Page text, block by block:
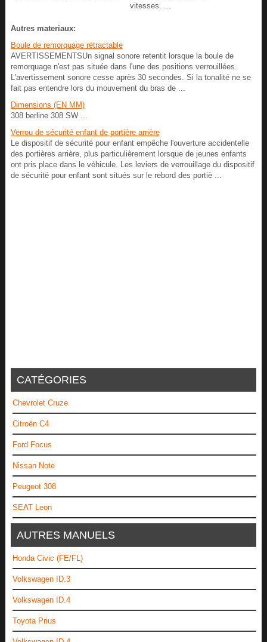
vitesses. ...
Autres materiaux:
Boule de remorquage rétractable
AVERTISSEMENTSUn signal sonore retentit lorsque la boule de
remorquage n'est pas située dans l'une des positions verrouillées.
L'avertissement sonore cesse après 30 secondes. Si la tonalité ne se
fait pas entendre lors du mouvement du bras de ...
Dimensions (EN MM)
308 berline 308 SW ...
Verrou de sécurité enfant de portière arrière
Le dispositif de sécurité pour enfant empêche l'ouverture accidentelle
des portières arrière, plus particulièrement lorsque de jeunes enfants
ont pris place dans le véhicule. Les leviers de verrouillage du dispositif
de sécurité pour enfant sont situés sur le rebord des portiè ...
CATÉGORIES
Chevrolet Cruze
Citroën C4
Ford Focus
Nissan Note
Peugeot 308
SEAT Leon
AUTRES MANUELS
Honda Civic (FE/FL)
Volkswagen ID.3
Volkswagen ID.4
Toyota Prius